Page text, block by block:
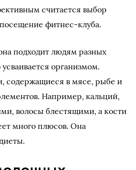
считается выбор
фитнес-клуба.
подходит людям разных
организмом.
содержащиеся в мясе, рыбе и
Например, кальций,
волосы блестящими, а кости
много плюсов. Она